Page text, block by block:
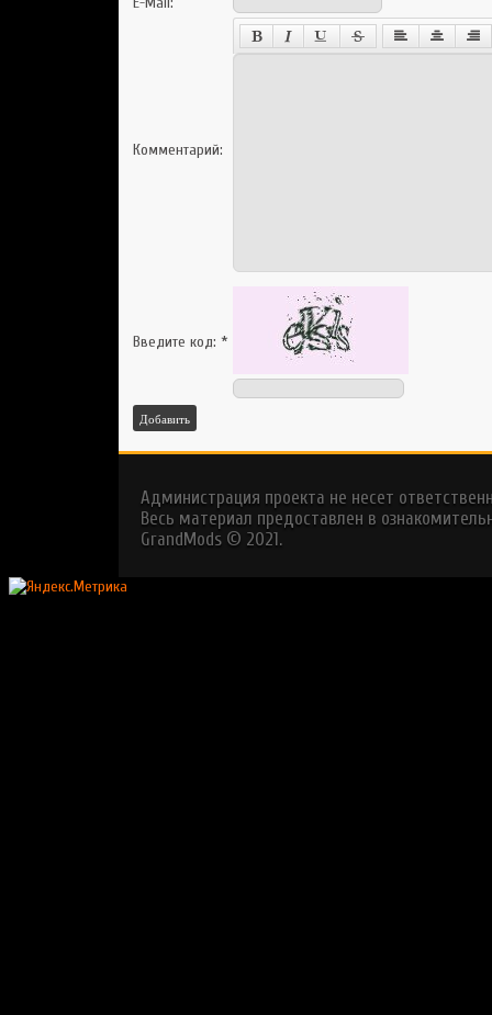
Комментарий:
Введите код: *
Добавить
Администрация проекта не несет
Весь материал предоставлен в
GrandMods © 2021.